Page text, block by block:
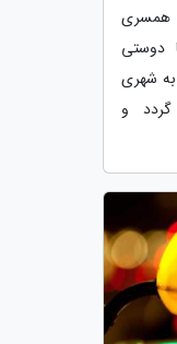
همسری
دوستی
به شهری
گردد و